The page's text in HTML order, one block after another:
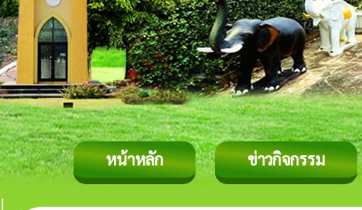
หน้าหลัก ข่าวกิจกรรม